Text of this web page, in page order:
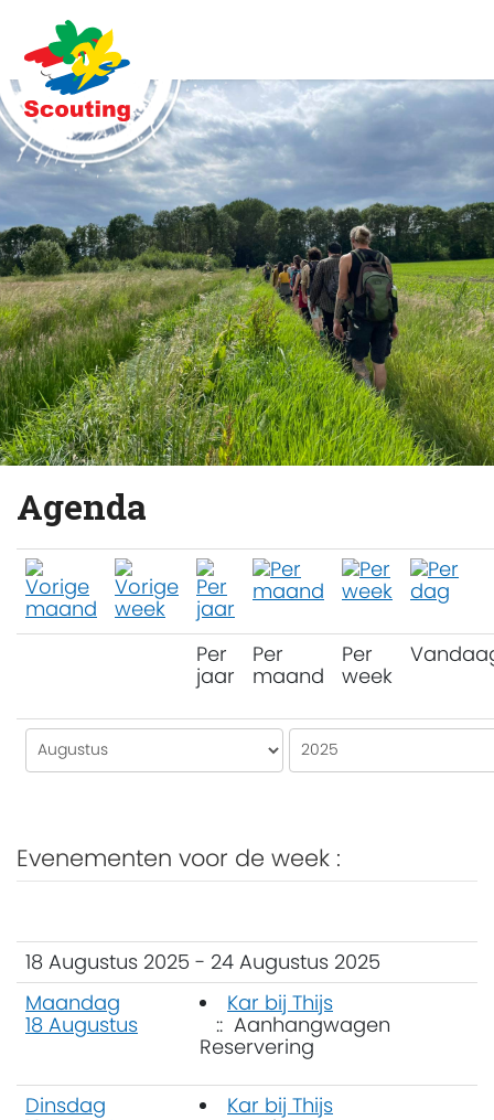
Agenda
Per
jaar
Per
maand
Per
week
Evenementen voor de week :
18 Augustus 2025 - 24 Augustus 2025
Maandag
18 Augustus
Kar bij Thijs
:: Aanhangwagen
Reservering
Dinsdag
Kar bij Thijs